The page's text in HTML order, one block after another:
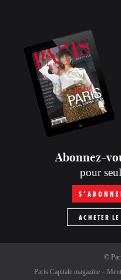
Abonnez-
pour
ACHETER
©
Paris Capitale magazine